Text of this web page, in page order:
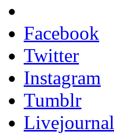
Facebook
Twitter
Instagram
Tumblr
Livejournal